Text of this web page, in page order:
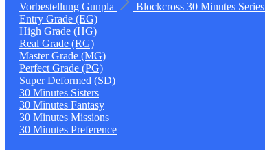
Vorbestellung Gunpla Blockcross 30 Minutes Series
Entry Grade (EG)
High Grade (HG)
Real Grade (RG)
Master Grade (MG)
Perfect Grade (PG)
Super Deformed (SD)
30 Minutes Sisters
30 Minutes Fantasy
30 Minutes Missions
30 Minutes Preference